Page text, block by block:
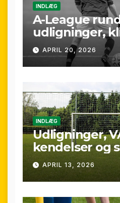
INDLÆG
A-League
udligninger,
kontraster og
marginaler
APRIL 20, 2026
INDLÆG
Udligninger,
kendelser og
præstationer:
over A-
(25/26)
APRIL 13, 2026